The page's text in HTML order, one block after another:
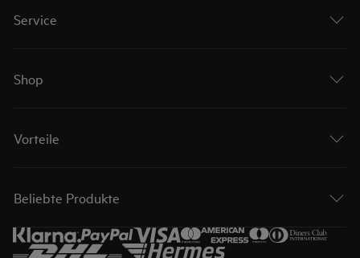
Service
Shop
Vorteile
Beliebte Produkte